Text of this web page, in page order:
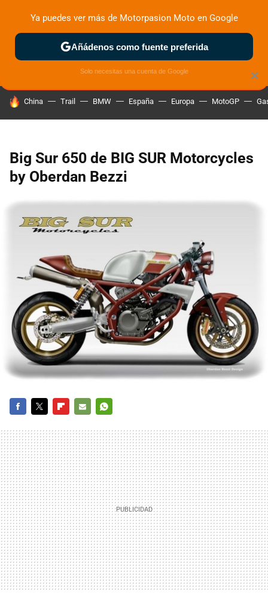
ZONA DE PRUEBAS DEPORTIVAS MOTOS ELÉCTRICAS
HOY SE HABLA DE
China Trail BMW España Europa MotoGP
Big Sur 650 de BIG SUR Motorcycles
by Oberdan Bezzi
MAIL
×
Ya puedes ver más de Motorpasion Moto en Google
Añádenos como fuente preferida
Solo necesitas una cuenta de Google